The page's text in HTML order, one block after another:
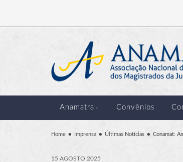
Anamatra Convênios
Home Imprensa Últimas Notícias Conamat:
15 AGOSTO 2025